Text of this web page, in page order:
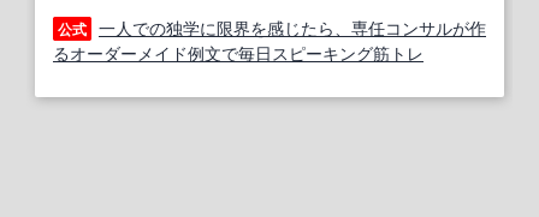
公式 一人での独学に限界を感じたら、専任コンサルが作
るオーダーメイド例文で毎日スピーキング筋トレ